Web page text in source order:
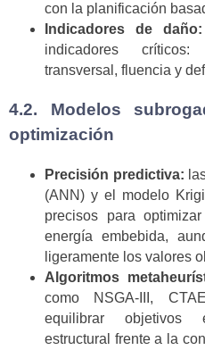
con la planificación
Indicadores de daño:
indicadores críticos:
transversal, fluencia y
4.2. Modelos
optimización
Precisión predictiva:
(ANN) y el modelo
precisos para
energía embebida,
ligeramente los valores
Algoritmos
como NSGA-III,
equilibrar objetivos
estructural frente a la